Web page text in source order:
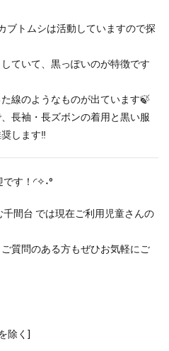
ブトムシは活動していますので探
ていて、黒っぽいのが特徴です
線のようなものが出ています🍃
長袖・長ズボンの着用と黒い服
します‼
す！◜✧˖°
間台 では現在ご利用児童さんの
質問のある方もぜひお気軽にご
除く]